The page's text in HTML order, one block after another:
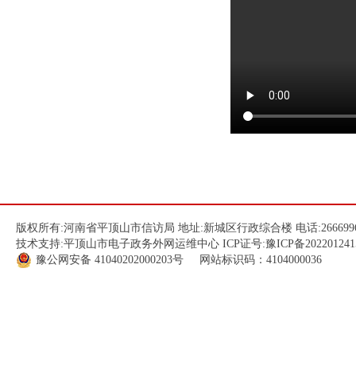
版权所有:河南省平顶山市信访局 地址:新城区行政综合楼 电话
技术支持:平顶山市电子政务外网运维中心 ICP证号:豫ICP备
豫公网安备 41040202000203号 网站标识码：4104000036